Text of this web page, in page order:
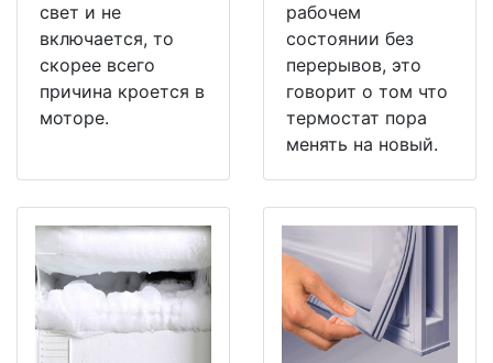
свет и не
включается, то
скорее всего
причина кроется в
моторе.
рабочем
состоянии без
перерывов, это
говорит о том что
термостат пора
менять на новый.